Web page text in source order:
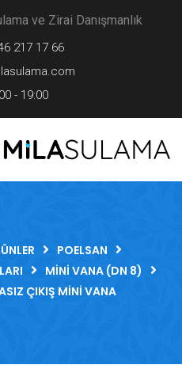
ve Zirai Danışmanlık
217 17 66
- 19:00
POELSAN
MINI VANA (DN 8)
ÇIKIŞ MINI VANA